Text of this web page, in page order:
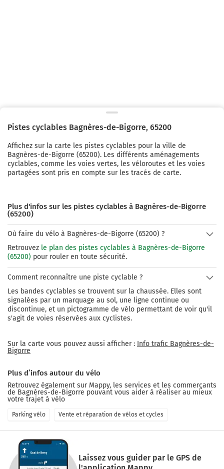
Pistes cyclables Bagnères-de-Bigorre, 65200
Affichez sur la carte les pistes cyclables pour la ville de
Bagnères-de-Bigorre (65200). Les différents aménagements
cyclables, comme les voies vertes, les véloroutes et les voies
partagées sont pris en compte sur les tracés de carte.
Plus d'infos sur les pistes cyclables à Bagnères-de-Bigorre
(65200)
Où faire du vélo à Bagnères-de-Bigorre (65200) ?
Retrouvez le plan des pistes cyclables à Bagnères-de-Bigorre
(65200) pour rouler en toute sécurité.
Comment reconnaître une piste cyclable ?
Les bandes cyclables se trouvent sur la chaussée. Elles sont
signalées par un marquage au sol, une ligne continue ou
discontinue, et un pictogramme de vélo permettant de voir qu'il
s'agit de voies réservées aux cyclistes.
Sur la carte vous pouvez aussi afficher : Info trafic Bagnères-de-
Bigorre
Plus d’infos autour du vélo
Retrouvez également sur Mappy, les services et les commerçants
de Bagnères-de-Bigorre pouvant vous aider à réaliser au mieux
votre trajet à vélo
Parking vélo Vente et réparation de vélos et cycles
Laissez vous guider par le GPS de